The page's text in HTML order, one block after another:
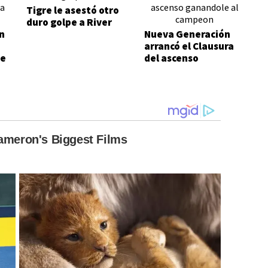
Tigre le asestó otro
duro golpe a River
Nueva Generación
arrancó el Clausura
del ascenso